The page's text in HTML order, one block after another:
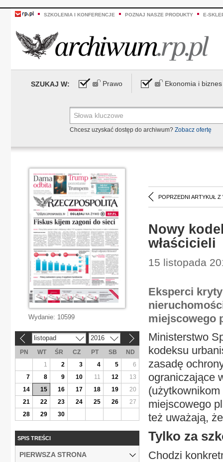
SZKOLENIA I KONFERENCJE POZNAJ NASZE PRODUKTY E-
SZUKAJ W: Prawo Ekonomia i biznes
Chcesz uzyskać dostęp do archiwum? Zobacz ofertę
POPRZEDNI ARTYKUŁ Z
Nowy
właścicieli
15 listopada
Eksperci
miejscowego
Ministerstwo
kodeksu
zasadę
ograniczające
miejscowego
też uważają,
Tylko za
Chodzi
Wydanie: 10599
listopad 2016
PN WT ŚR CZ PT SB
ND
1
2 3 4 5
6
7
8 9 10 11 12
13
14
15 16 17 18 19
20
21
22 23 24 25 26
27
28
29 30
SPIS TREŚCI
PIERWSZA STRONA